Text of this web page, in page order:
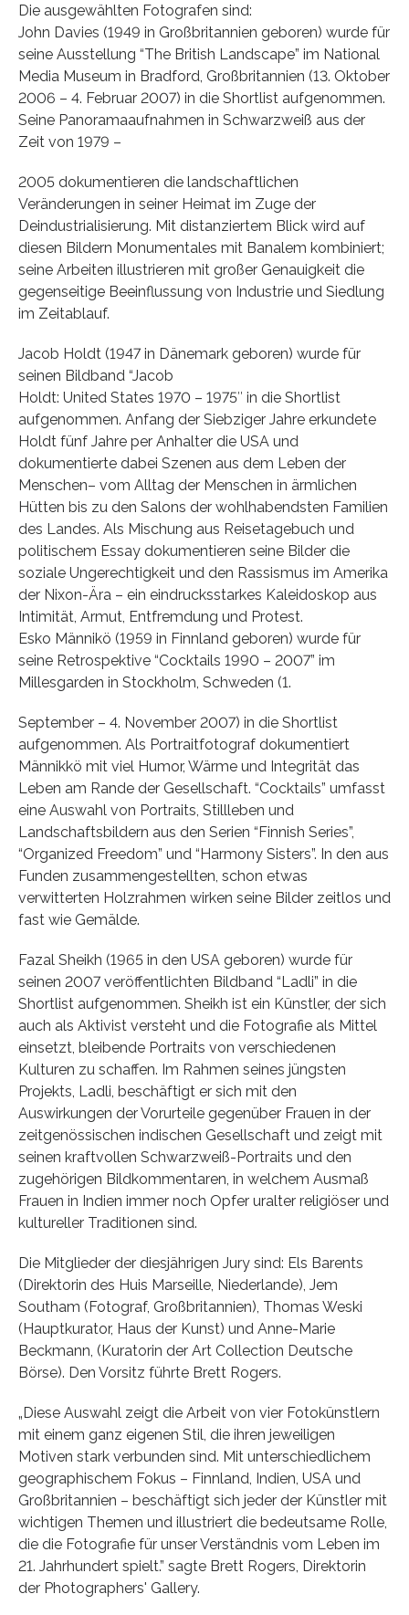
Die ausgewählten Fotografen sind:
John Davies (1949 in Großbritannien geboren) wurde für
seine Ausstellung “The British Landscape” im National
Media Museum in Bradford, Großbritannien (13. Oktober
2006 – 4. Februar 2007) in die Shortlist aufgenommen.
Seine Panoramaaufnahmen in Schwarzweiß aus der
Zeit von 1979 –
2005 dokumentieren die landschaftlichen
Veränderungen in seiner Heimat im Zuge der
Deindustrialisierung. Mit distanziertem Blick wird auf
diesen Bildern Monumentales mit Banalem kombiniert;
seine Arbeiten illustrieren mit großer Genauigkeit die
gegenseitige Beeinflussung von Industrie und Siedlung
im Zeitablauf.
Jacob Holdt (1947 in Dänemark geboren) wurde für
seinen Bildband “Jacob
Holdt: United States 1970 – 1975″ in die Shortlist
aufgenommen. Anfang der Siebziger Jahre erkundete
Holdt fünf Jahre per Anhalter die USA und
dokumentierte dabei Szenen aus dem Leben der
Menschen– vom Alltag der Menschen in ärmlichen
Hütten bis zu den Salons der wohlhabendsten Familien
des Landes. Als Mischung aus Reisetagebuch und
politischem Essay dokumentieren seine Bilder die
soziale Ungerechtigkeit und den Rassismus im Amerika
der Nixon-Ära – ein eindrucksstarkes Kaleidoskop aus
Intimität, Armut, Entfremdung und Protest.
Esko Männikö (1959 in Finnland geboren) wurde für
seine Retrospektive “Cocktails 1990 – 2007” im
Millesgarden in Stockholm, Schweden (1.
September – 4. November 2007) in die Shortlist
aufgenommen. Als Portraitfotograf dokumentiert
Männikkö mit viel Humor, Wärme und Integrität das
Leben am Rande der Gesellschaft. “Cocktails” umfasst
eine Auswahl von Portraits, Stillleben und
Landschaftsbildern aus den Serien “Finnish Series”,
“Organized Freedom” und “Harmony Sisters”. In den aus
Funden zusammengestellten, schon etwas
verwitterten Holzrahmen wirken seine Bilder zeitlos und
fast wie Gemälde.
Fazal Sheikh (1965 in den USA geboren) wurde für
seinen 2007 veröffentlichten Bildband “Ladli” in die
Shortlist aufgenommen. Sheikh ist ein Künstler, der sich
auch als Aktivist versteht und die Fotografie als Mittel
einsetzt, bleibende Portraits von verschiedenen
Kulturen zu schaffen. Im Rahmen seines jüngsten
Projekts, Ladli, beschäftigt er sich mit den
Auswirkungen der Vorurteile gegenüber Frauen in der
zeitgenössischen indischen Gesellschaft und zeigt mit
seinen kraftvollen Schwarzweiß-Portraits und den
zugehörigen Bildkommentaren, in welchem Ausmaß
Frauen in Indien immer noch Opfer uralter religiöser und
kultureller Traditionen sind.
Die Mitglieder der diesjährigen Jury sind: Els Barents
(Direktorin des Huis Marseille, Niederlande), Jem
Southam (Fotograf, Großbritannien), Thomas Weski
(Hauptkurator, Haus der Kunst) und Anne-Marie
Beckmann, (Kuratorin der Art Collection Deutsche
Börse). Den Vorsitz führte Brett Rogers.
„Diese Auswahl zeigt die Arbeit von vier Fotokünstlern
mit einem ganz eigenen Stil, die ihren jeweiligen
Motiven stark verbunden sind. Mit unterschiedlichem
geographischem Fokus – Finnland, Indien, USA und
Großbritannien – beschäftigt sich jeder der Künstler mit
wichtigen Themen und illustriert die bedeutsame Rolle,
die die Fotografie für unser Verständnis vom Leben im
21. Jahrhundert spielt.” sagte Brett Rogers, Direktorin
der Photographers' Gallery.